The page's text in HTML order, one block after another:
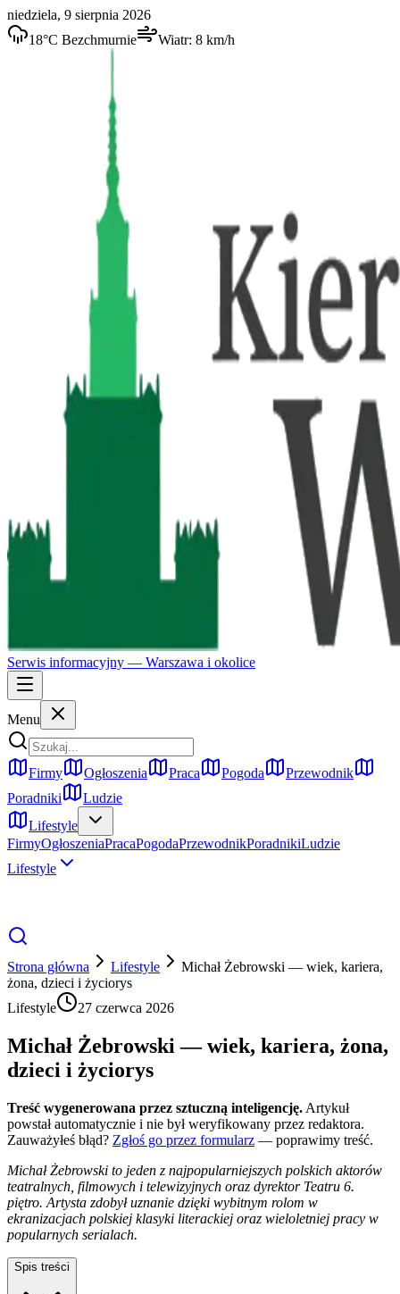
niedziela, 9 sierpnia 2026
18°C Bezchmurnie Wiatr: 8 km/h
Serwis informacyjny — Warszawa i okolice
Menu
Firmy Ogłoszenia Praca Pogoda
Przewodnik
Poradniki
Ludzie
Lifestyle
FirmyOgłoszeniaPracaPogodaPrzewodnikPoradnikiLudzie
Lifestyle
Strona główna Lifestyle
Michał Żebrowski — wiek, kariera,
żona, dzieci i życiorys
Lifestyle
27 czerwca 2026
Michał Żebrowski — wiek, kariera, żona,
dzieci i życiorys
Treść wygenerowana przez sztuczną inteligencję. Artykuł
powstał automatycznie i nie był weryfikowany przez redaktora.
Zauważyłeś błąd? Zgłoś go przez formularz — poprawimy treść.
Michał Żebrowski to jeden z najpopularniejszych polskich aktorów
teatralnych, filmowych i telewizyjnych oraz dyrektor Teatru 6.
piętro. Artysta zdobył uznanie dzięki wybitnym rolom w
ekranizacjach polskiej klasyki literackiej oraz wieloletniej pracy w
popularnych serialach.
Spis treści